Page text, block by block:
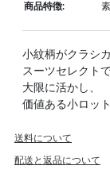
商品特徴:
小紋柄がクラシ
スーツセレクト
大限に活かし、
価値ある小ロッ
送料について
配送と返品について